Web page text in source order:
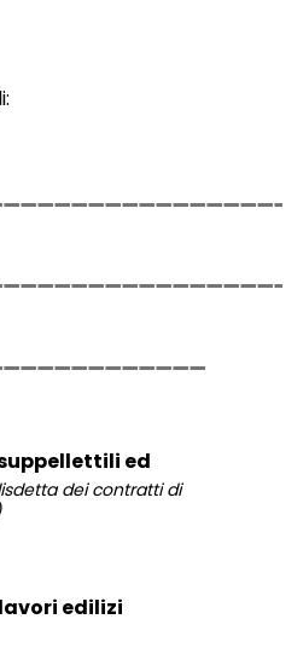
ed
dei contratti di
edilizi